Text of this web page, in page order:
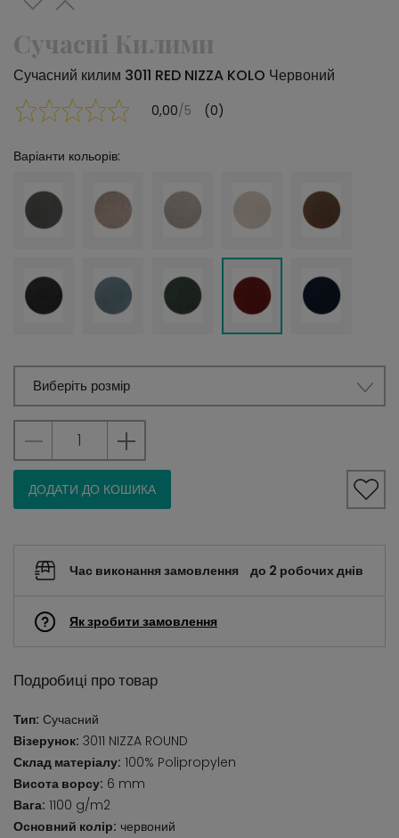
Сучасні Килими
Сучасний килим 3011 RED NIZZA KOLO Червоний
0,00/5 (0)
Варіанти кольорів:
Виберіть розмір
ДОДАТИ ДО КОШИКА
Час виконання замовлення до 2 робочих днів
Як зробити замовлення
Подробиці про товар
Тип: Сучасний
Візерунок: 3011 NIZZA ROUND
Склад матеріалу: 100% Polipropylen
Висота ворсу: 6 mm
Вага: 1100 g/m2
Основний колір: червоний